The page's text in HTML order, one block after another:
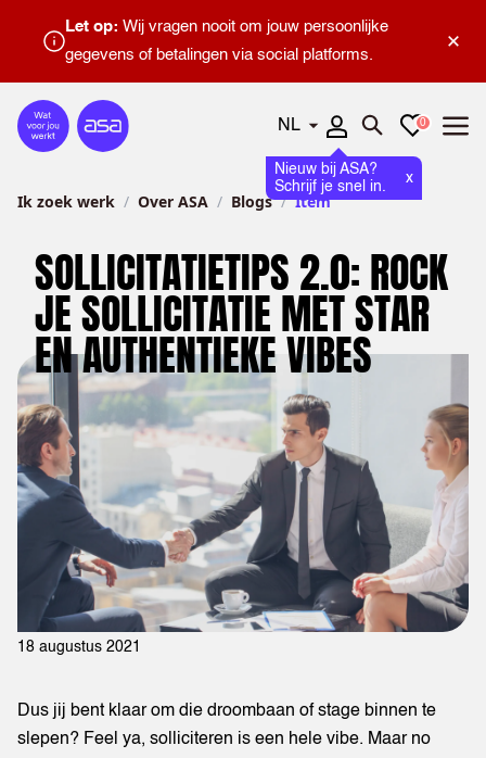
×
Let op: Wij vragen nooit om jouw persoonlijke
gegevens of betalingen via social platforms.
Home
Talen
Nieuw bij ASA?
Schrijf je snel in.
x
Zoeken openen
Favorieten
0
Ik zoek werk Over ASA Blogs Item
SOLLICITATIETIPS 2.0: ROCK
JE SOLLICITATIE MET STAR
EN AUTHENTIEKE VIBES
18 augustus 2021
Dus jij bent klaar om die droombaan of stage binnen te
slepen? Feel ya, solliciteren is een hele vibe. Maar no